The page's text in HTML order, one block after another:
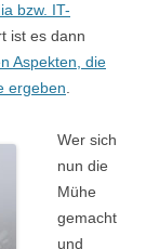
bzw. IT-
ist es dann
Aspekten, die
ergeben.
Wer sich
nun die
Mühe
gemacht
und